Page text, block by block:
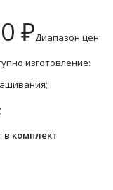
₽Диапазон цен:
изготовление:
в комплект